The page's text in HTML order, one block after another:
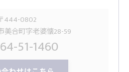
444-0802
美合町字老婆懐28-59
51-1460